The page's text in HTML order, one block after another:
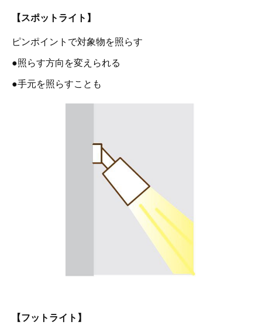
【スポットライト】
ピンポイントで対象物を照らす
●照らす方向を変えられる
●手元を照らすことも
【フットライト】